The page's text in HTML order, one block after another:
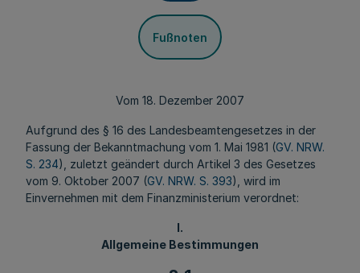
Fußnoten
Vom 18. Dezember 2007
Aufgrund des § 16 des Landesbeamtengesetzes in der
Fassung der Bekanntmachung vom 1. Mai 1981 (GV. NRW.
S. 234), zuletzt geändert durch Artikel 3 des Gesetzes
vom 9. Oktober 2007 (GV. NRW. S. 393), wird im
Einvernehmen mit dem Finanzministerium verordnet:
I.
Allgemeine Bestimmungen